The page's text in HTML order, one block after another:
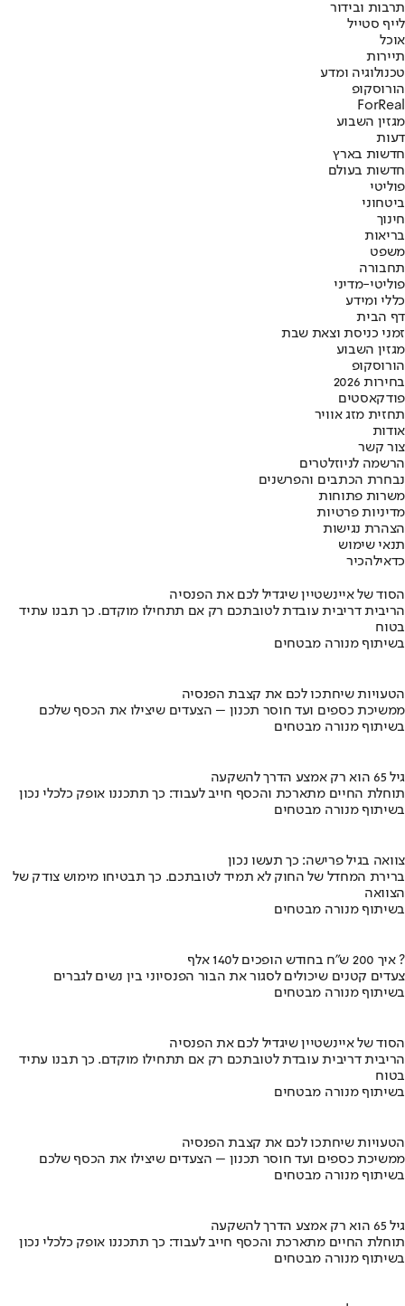
תרבות ובידור
לייף סטייל
אוכל
תיירות
טכנולוגיה ומדע
הורוסקופ
ForReal
מגזין השבוע
דעות
חדשות בארץ
חדשות בעולם
פוליטי
ביטחוני
חינוך
בריאות
משפט
תחבורה
פוליטי-מדיני
כללי ומידע
דף הבית
זמני כניסת וצאת שבת
מגזין השבוע
הורוסקופ
בחירות 2026
פודקאסטים
תחזית מזג אוויר
אודות
צור קשר
הרשמה לניוזלטרים
נבחרת הכתבים והפרשנים
משרות פתוחות
מדיניות פרטיות
הצהרת נגישות
תנאי שימוש
כדאילהכיר
הסוד של איינשטיין שיגדיל לכם את הפנסיה
הריבית דריבית עובדת לטובתכם רק אם תתחילו מוקדם. כך תבנו עתיד
בטוח
בשיתוף מנורה מבטחים
הטעויות שיחתכו לכם את קצבת הפנסיה
ממשיכת כספים ועד חוסר תכנון – הצעדים שיצילו את הכסף שלכם
בשיתוף מנורה מבטחים
גיל 65 הוא רק אמצע הדרך להשקעה
תוחלת החיים מתארכת והכסף חייב לעבוד: כך תתכננו אופק כלכלי נכון
בשיתוף מנורה מבטחים
צוואה בגיל פרישה: כך תעשו נכון
ברירת המחדל של החוק לא תמיד לטובתכם. כך תבטיחו מימוש צודק של
הצוואה
בשיתוף מנורה מבטחים
איך 200 ש"ח בחודש הופכים ל140 אלף ?
צעדים קטנים שיכולים לסגור את הבור הפנסיוני בין נשים לגברים
בשיתוף מנורה מבטחים
הסוד של איינשטיין שיגדיל לכם את הפנסיה
הריבית דריבית עובדת לטובתכם רק אם תתחילו מוקדם. כך תבנו עתיד
בטוח
בשיתוף מנורה מבטחים
הטעויות שיחתכו לכם את קצבת הפנסיה
ממשיכת כספים ועד חוסר תכנון – הצעדים שיצילו את הכסף שלכם
בשיתוף מנורה מבטחים
גיל 65 הוא רק אמצע הדרך להשקעה
תוחלת החיים מתארכת והכסף חייב לעבוד: כך תתכננו אופק כלכלי נכון
בשיתוף מנורה מבטחים